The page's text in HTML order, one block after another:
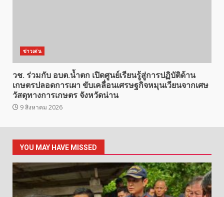
ข่าวเด่น
วช. ร่วมกับ อบต.น้ำตก เปิดศูนย์เรียนรู้สู่การปฏิบัติด้าน
เกษตรปลอดการเผา ขับเคลื่อนเศรษฐกิจหมุนเวียนจากเศษ
วัสดุทางการเกษตร จังหวัดน่าน
9 สิงหาคม 2026
YOU MAY HAVE MISSED